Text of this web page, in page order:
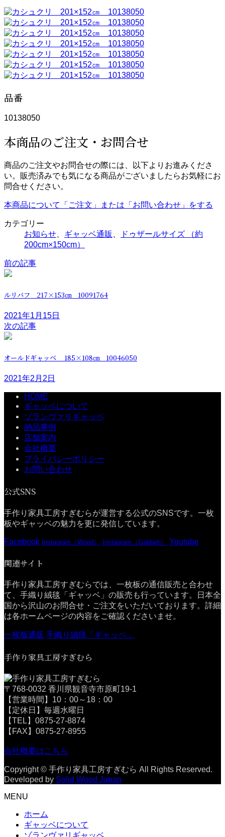
品番
10138050
本商品のご注文・お問合せ
商品のご注文やお問合せの際には、以下よりお進みくださ
い。販売済みでも気になる商品がございましたらお気軽にお
問合せください。
本商品について「ご注文」または「お問い合わせ」をする
カテゴリー
お知らせ
ギャッベ通販
ドゥザールサイズ （約
200cm×150cm）
前の記事
ルリバフ 217×153㎝ 10091764
2021年1月15日
次の記事
オールドギャッベ 185×108㎝ 10046050
2021年2月2日
HOME
ギャッベについて
ゾランヴァリギャッベ
納品事例
店舗案内
会社概要
プライバシーポリシー
お問い合わせ
公式SNS
手作り家具工房すぎむらが運営する公式のSNSです。一枚
板やギャッベの魅力を更に発信しています。
Facebook Instagram（Wood） Instagram（Gabbeh） Youtube
関連サイト
手作り家具工房すぎむらでは、一枚板の通信販売と合わせ
て、手織り絨毯「ギャッベ」の販売も行っています。日本全
国から沢山のお問合せ・ご注文をいただいております。詳細
は各ホームページの内容をご確認くださいませ。
一枚板通販 手織り絨毯「ギャッベ」
手作り家具工房すぎむら
〒768-0032 香川県観音寺市原町19-1
【営業時間】10：00～18：00
【定休日】毎週水曜日
【TEL】0875-27-8874
【FAX】0875-27-8955
会社概要はこちら
Copyright © 手作り家具工房すぎむら All Rights Reserved.
Developed by Solid Wood Japan
MENU
ホーム
ギャッベについて
ゾランヴァリギャッベ